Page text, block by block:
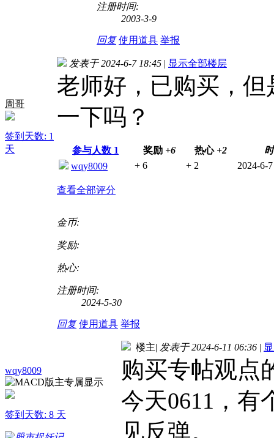
注册时间:
2003-3-9
回复 使用道具 举报
周哥
签到天数: 1
天
发表于 2024-6-7 18:45 | 显示全部楼层
老师好，已购买，
一下吗？
参与人数 1 奖励 +6 热心 +2
wqy8009
+ 6 + 2 2024-6-
查看全部评分
金币:
奖励:
热心:
注册时间:
2024-5-30
回复 使用道具 举报
wqy8009
签到天数: 8 天
楼主| 发表于 2024-6-11 06:36 |
购买专帖观点
今天0611，有
见反弹。